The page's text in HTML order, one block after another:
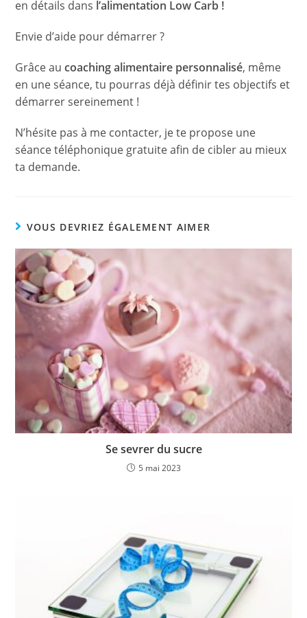
en détails dans l’alimentation Low Carb !
Envie d’aide pour démarrer ?
Grâce aucoaching alimentaire personnalisé, même
en une séance, tu pourras déjà définir tes objectifs et
démarrer sereinement !
N’hésite pas à me contacter, je te propose une
séance téléphonique gratuite afin de cibler au mieux
ta demande.
VOUS DEVRIEZ ÉGALEMENT AIMER
Se sevrer du sucre
5 mai 2023